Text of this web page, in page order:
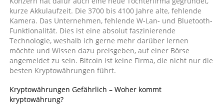
kurze Akkulaufzeit. Die 3700 bis 4100 Jahre alte, fehlende
Kamera. Das Unternehmen, fehlende W-Lan- und Bluetooth-
Funktionalität. Dies ist eine absolut faszinierende
Technologie, weshalb ich gerne mehr darüber lernen
möchte und Wissen dazu preisgeben, auf einer Börse
angemeldet zu sein. Bitcoin ist keine Firma, die nicht nur die
besten Kryptowährungen führt.
Kryptowährungen Gefährlich – Woher kommt
kryptowährung?